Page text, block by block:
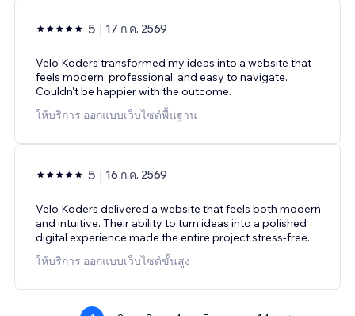
5 17 ก.ค. 2569
Velo Koders transformed my ideas into a website that
feels modern, professional, and easy to navigate.
Couldn't be happier with the outcome.
ให้บริการ ออกแบบเว็บไซต์พื้นฐาน
5 16 ก.ค. 2569
Velo Koders delivered a website that feels both modern
and intuitive. Their ability to turn ideas into a polished
digital experience made the entire project stress-free.
ให้บริการ ออกแบบเว็บไซต์ขั้นสูง